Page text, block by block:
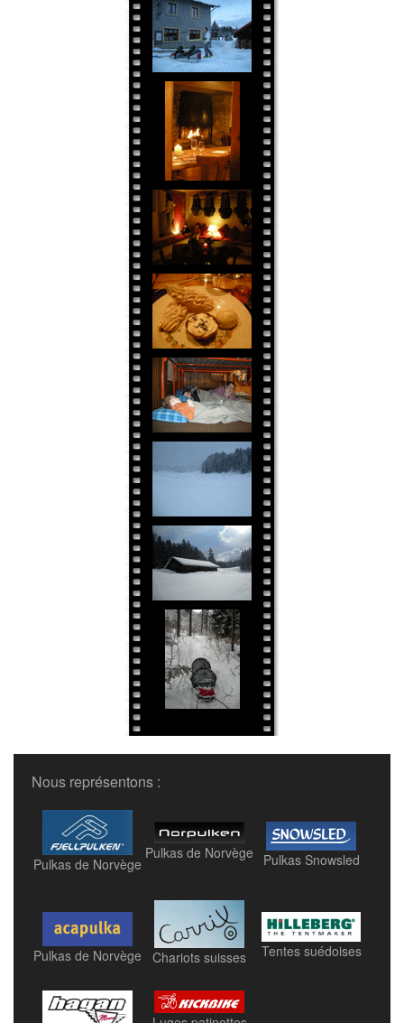
Nous représentons :
Pulkas de Norvège
Pulkas de Norvège Pulkas Snowsled
Pulkas de Norvège Chariots suisses Tentes suédoises